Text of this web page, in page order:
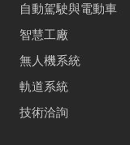
自動駕駛與電動車
智慧工廠
無人機系統
軌道系統
技術洽詢